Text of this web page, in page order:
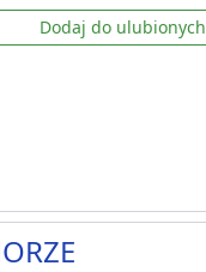
Dodaj do ulubionych